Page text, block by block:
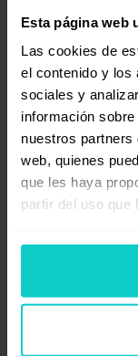
Esta página web
Las cookies de
el contenido y los
sociales y
información
nuestros
web, quienes
que les haya
partir del uso que
Nuevos
eventos
Nos hemos